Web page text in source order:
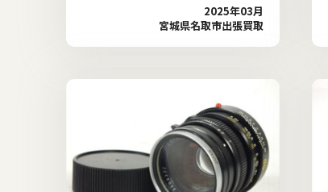
2025年03月
宮城県名取市出張買取